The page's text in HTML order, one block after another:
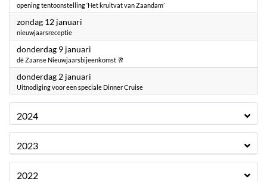
opening tentoonstelling ‘Het kruitvat van Zaandam’
zondag 12 januari
nieuwjaarsreceptie
donderdag 9 januari
dé Zaanse Nieuwjaarsbijeenkomst 🥂
donderdag 2 januari
Uitnodiging voor een speciale Dinner Cruise
2024
2023
2022